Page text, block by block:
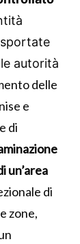
autorità
delle
e
di
un’area
di
zone,